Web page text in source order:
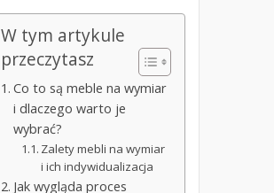
W tym artykule
przeczytasz
Co to są meble na wymiar
i dlaczego warto je
wybrać?
Zalety mebli na wymiar
i ich indywidualizacja
Jak wygląda proces